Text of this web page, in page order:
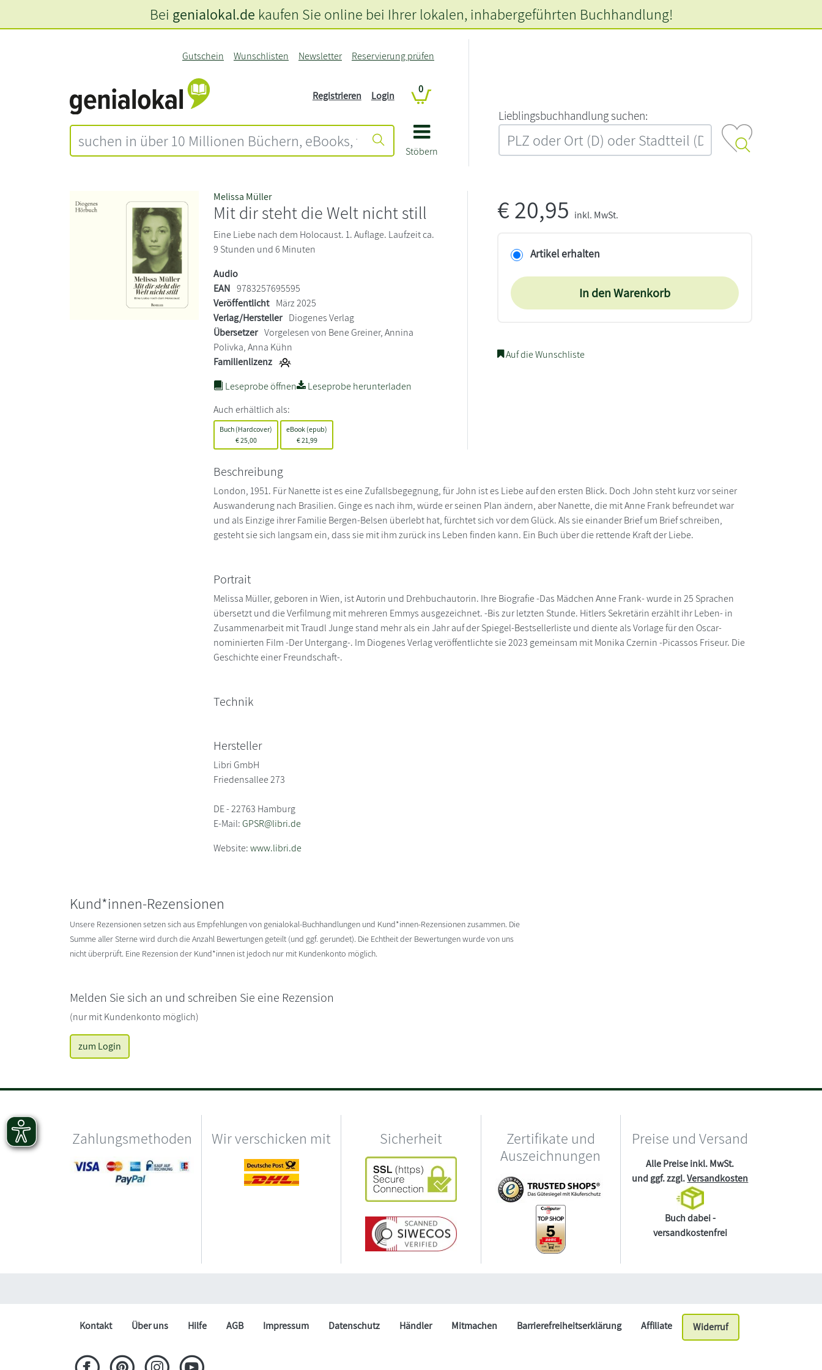
Stöbern
Gutschein Wunschlisten Newsletter Reservierung prüfen
Registrieren Login
0
L‍i‍e‍b‍l‍i‍n‍g‍s‍b‍u‍c‍h‍h‍a‍n‍d‍l‍u‍n‍g‍ ‍s‍u‍c‍h‍e‍n‍:‍
Bei genialokal.de kaufen Sie online bei Ihrer lokalen, inhabergeführten Buchhandlung!
Melissa Müller
Mit dir steht die Welt nicht still
Eine Liebe nach dem Holocaust. 1. Auflage. Laufzeit ca.
9 Stunden und 6 Minuten
Audio
EAN 9783257695595
Veröffentlicht März 2025
Verlag/Hersteller Diogenes Verlag
Übersetzer Vorgelesen von Bene Greiner, Annina
Polivka, Anna Kühn
Familienlizenz
Leseprobe öffnen
Leseprobe herunterladen
Auch erhältlich als:
Buch (Hardcover)
€25,00
eBook (epub)
€21,99
€20,95 inkl. MwSt.
Artikel erhalten
In den Warenkorb
Auf die Wunschliste
Beschreibung
London, 1951. Für Nanette ist es eine Zufallsbegegnung, für John ist es Liebe auf den ersten Blick. Doch John steht kurz vor seiner
Auswanderung nach Brasilien. Ginge es nach ihm, würde er seinen Plan ändern, aber Nanette, die mit Anne Frank befreundet war
und als Einzige ihrer Familie Bergen-Belsen überlebt hat, fürchtet sich vor dem Glück. Als sie einander Brief um Brief schreiben,
gesteht sie sich langsam ein, dass sie mit ihm zurück ins Leben finden kann. Ein Buch über die rettende Kraft der Liebe.
Portrait
Melissa Müller, geboren in Wien, ist Autorin und Drehbuchautorin. Ihre Biografie -Das Mädchen Anne Frank- wurde in 25 Sprachen
übersetzt und die Verfilmung mit mehreren Emmys ausgezeichnet. -Bis zur letzten Stunde. Hitlers Sekretärin erzählt ihr Leben- in
Zusammenarbeit mit Traudl Junge stand mehr als ein Jahr auf der Spiegel-Bestsellerliste und diente als Vorlage für den Oscar-
nominierten Film -Der Untergang-. Im Diogenes Verlag veröffentlichte sie 2023 gemeinsam mit Monika Czernin -Picassos Friseur. Die
Geschichte einer Freundschaft-.
Technik
Hersteller
Libri GmbH
Friedensallee 273
DE - 22763 Hamburg
E-Mail:GPSR@libri.de
Website:www.libri.de
Kund*innen-Rezensionen
Unsere Rezensionen setzen sich aus Empfehlungen von genialokal-Buchhandlungen und Kund*innen-Rezensionen zusammen. Die
Summe aller Sterne wird durch die Anzahl Bewertungen geteilt (und ggf. gerundet). Die Echtheit der Bewertungen wurde von uns
nicht überprüft. Eine Rezension der Kund*innen ist jedoch nur mit Kundenkonto möglich.
Melden Sie sich an und schreiben Sie eine Rezension
(nur mit Kundenkonto möglich)
zum Login
Zahlungsmethoden Wir verschicken mit Sicherheit
Zertifikate und
Auszeichnungen
Preise und Versand
Alle Preise inkl. MwSt.
und ggf. zzgl.Versandkosten
Buch dabei -
versandkostenfrei
Kontakt Über uns Hilfe AGB Impressum Datenschutz Händler Mitmachen Barrierefreiheitserklärung Affiliate Widerruf